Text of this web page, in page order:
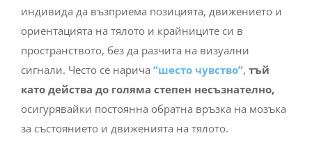
индивида да възприема позицията, движението и
ориентацията на тялото и крайниците си в
пространството, без да разчита на визуални
сигнали. Често се нарича “шесто чувство”, тъй
като действа до голяма степен несъзнателно,
осигурявайки постоянна обратна връзка на мозъка
за състоянието и движенията на тялото.